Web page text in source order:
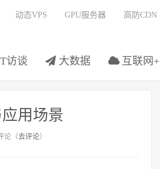
访谈 大数据 互联网+
动态VPS GPU服务器 高防CDN
用场景
论（去评论）